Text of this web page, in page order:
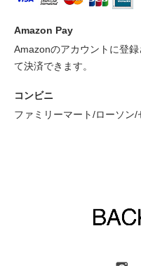
Amazon Pay
Amazonのアカウントに登
て決済できます。
コンビニ
ファミリーマート/ローソン